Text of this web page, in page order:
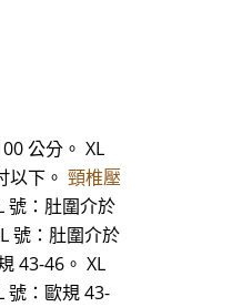
公分。 XL
以下。 頸椎壓
號：肚圍介於
號：肚圍介於
43-46。 XL
號：歐規 43-